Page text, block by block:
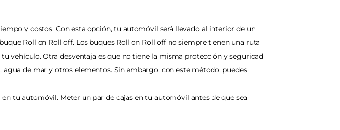
y costos. Con esta opción, tu automóvil será llevado al interior de un
Roll on Roll off. Los buques Roll on Roll off no siempre tienen una ruta
vehículo. Otra desventaja es que no tiene la misma protección y seguridad
de mar y otros elementos. Sin embargo, con este método, puedes
tu automóvil. Meter un par de cajas en tu automóvil antes de que sea